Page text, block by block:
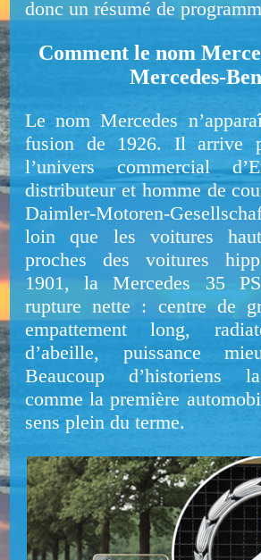
donc un résumé de
Comment le nom
Mercedes-
Le nom Mercedes
fusion de 1926. Il arrive
l’univers commercial
distributeur et homme de
Daimler-Motoren-
loin que les voitures
proches des voitures
1901, la Mercedes 35
rupture nette : centre de
empattement long,
d’abeille, puissance
Beaucoup d’historiens
comme la première
sens plein du terme.